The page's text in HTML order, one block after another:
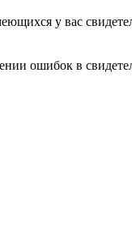
у вас
ошибок в